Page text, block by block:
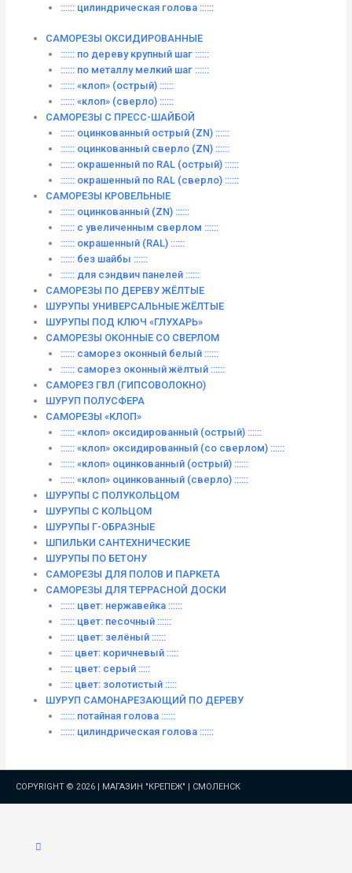
:::::: цилиндрическая голова ::::::
САМОРЕЗЫ ОКСИДИРОВАННЫЕ
:::::: по дереву крупный шаг ::::::
:::::: по металлу мелкий шаг ::::::
:::::: «клоп» (острый) ::::::
:::::: «клоп» (сверло) ::::::
САМОРЕЗЫ С ПРЕСС-ШАЙБОЙ
:::::: оцинкованный острый (ZN) ::::::
:::::: оцинкованный сверло (ZN) ::::::
:::::: окрашенный по RAL (острый) ::::::
:::::: окрашенный по RAL (сверло) ::::::
САМОРЕЗЫ КРОВЕЛЬНЫЕ
:::::: оцинкованный (ZN) ::::::
:::::: с увеличенным сверлом ::::::
:::::: окрашенный (RAL) ::::::
:::::: без шайбы ::::::
:::::: для сэндвич панелей ::::::
САМОРЕЗЫ ПО ДЕРЕВУ ЖЁЛТЫЕ
ШУРУПЫ УНИВЕРСАЛЬНЫЕ ЖЁЛТЫЕ
ШУРУПЫ ПОД КЛЮЧ «ГЛУХАРЬ»
САМОРЕЗЫ ОКОННЫЕ СО СВЕРЛОМ
:::::: саморез оконный белый ::::::
:::::: саморез оконный жёлтый ::::::
САМОРЕЗ ГВЛ (ГИПСОВОЛОКНО)
ШУРУП ПОЛУСФЕРА
САМОРЕЗЫ «КЛОП»
:::::: «клоп» оксидированный (острый) ::::::
:::::: «клоп» оксидированный (со сверлом) ::::::
:::::: «клоп» оцинкованный (острый) ::::::
:::::: «клоп» оцинкованный (сверло) ::::::
ШУРУПЫ С ПОЛУКОЛЬЦОМ
ШУРУПЫ С КОЛЬЦОМ
ШУРУПЫ Г-ОБРАЗНЫЕ
ШПИЛЬКИ САНТЕХНИЧЕСКИЕ
ШУРУПЫ ПО БЕТОНУ
САМОРЕЗЫ ДЛЯ ПОЛОВ И ПАРКЕТА
САМОРЕЗЫ ДЛЯ ТЕРРАСНОЙ ДОСКИ
:::::: цвет: нержавейка ::::::
:::::: цвет: песочный ::::::
:::::: цвет: зелёный ::::::
::::: цвет: коричневый :::::
::::: цвет: серый :::::
::::: цвет: золотистый :::::
ШУРУП САМОНАРЕЗАЮЩИЙ ПО ДЕРЕВУ
:::::: потайная голова ::::::
:::::: цилиндрическая голова ::::::
COPYRIGHT © 2026 | МАГАЗИН "КРЕПЕЖ" | СМОЛЕНСК